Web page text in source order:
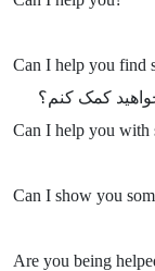
Can I help you find
کمک کنم؟
Can I help you with
Can I show you
Are you being